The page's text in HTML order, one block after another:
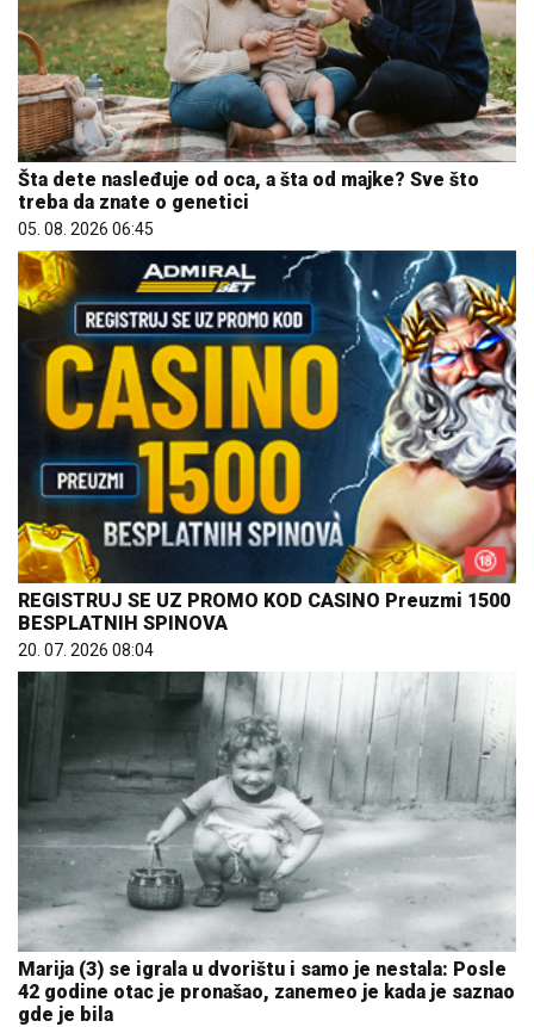
Šta dete nasleđuje od oca, a šta od majke? Sve što
treba da znate o genetici
05. 08. 2026 06:45
REGISTRUJ SE UZ PROMO KOD CASINO Preuzmi 1500
BESPLATNIH SPINOVA
20. 07. 2026 08:04
Marija (3) se igrala u dvorištu i samo je nestala: Posle
42 godine otac je pronašao, zanemeo je kada je saznao
gde je bila